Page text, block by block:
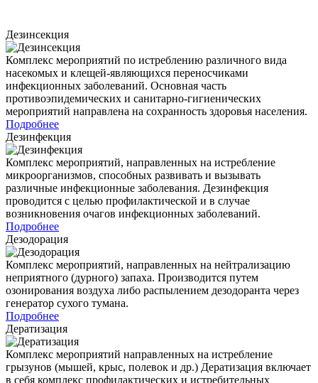
Дезинсекция
Комплекс мероприятий по истреблению различного вида
насекомых и клещей-являющихся переносчиками
инфекционных заболеваний. Основная часть
противоэпидемических и санитарно-гигиенических
мероприятий направлена на сохранность здоровья населения.
Подробнее
Дезинфекция
Комплекс мероприятий, направленных на истребление
микроорганизмов, способных развивать и вызывать
различные инфекционные заболевания. Дезинфекция
проводится с целью профилактической и в случае
возникновения очагов инфекционных заболеваний.
Подробнее
Дезодорация
Комплекс мероприятий, направленных на нейтрализацию
неприятного (дурного) запаха. Производится путем
озонирования воздуха либо распылением дезодоранта через
генератор сухого тумана.
Подробнее
Дератизация
Комплекс мероприятий направленных на истребление
грызунов (мышей, крыс, полевок и др.) Дератизация включает
в себя комплекс профилактических и истребительных